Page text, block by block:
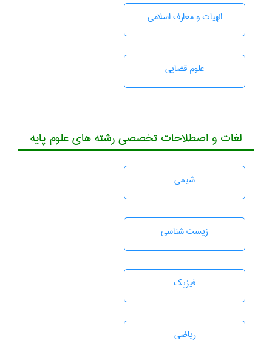
الهیات و معارف اسلامی
علوم قضایی
لغات و اصطلاحات تخصصی رشته های علوم پایه
شيمی
زيست شناسی
فیزیک
رياضی